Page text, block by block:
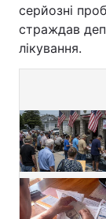
серйозні
страждав
лікування.